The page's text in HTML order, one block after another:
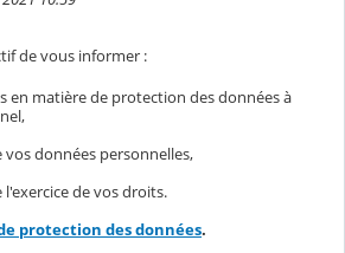
de vous informer :
en matière de protection des données à
données personnelles,
l'exercice de vos droits.
protection des données.